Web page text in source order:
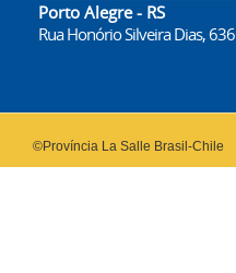
Porto Alegre - RS
Rua Honório Silveira Dias, 636
©Província La Salle Brasil-Chile